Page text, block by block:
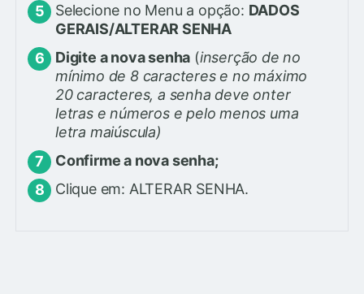
Selecione no Menu a opção: DADOS
GERAIS/ALTERAR SENHA
Digite a nova senha (inserção de no
mínimo de 8 caracteres e no máximo
20 caracteres, a senha deve onter
letras e números e pelo menos uma
letra maiúscula)
Confirme a nova senha;
Clique em: ALTERAR SENHA.